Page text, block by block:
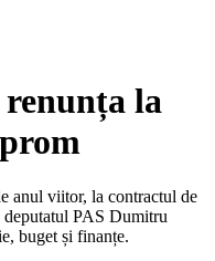
la
anul viitor, la contractul de
deputatul PAS Dumitru
buget și finanțe.